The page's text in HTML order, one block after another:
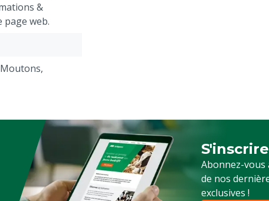
&
page web.
Abonnez-
de nos
exclusives !
Inscrivez-